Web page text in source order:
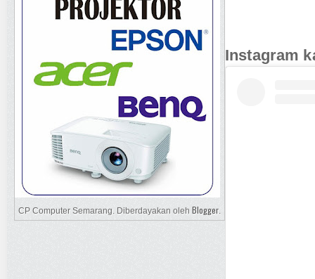
Instagram
CP Computer Semarang. Diberdayakan oleh Blogger.